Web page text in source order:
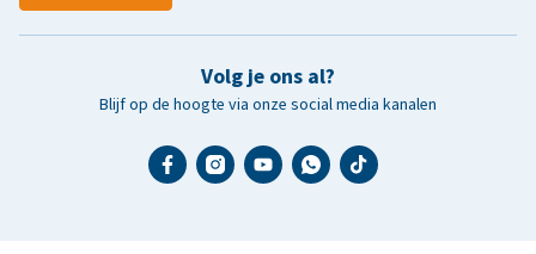
Volg je ons al?
Blijf op de hoogte via onze social media kanalen